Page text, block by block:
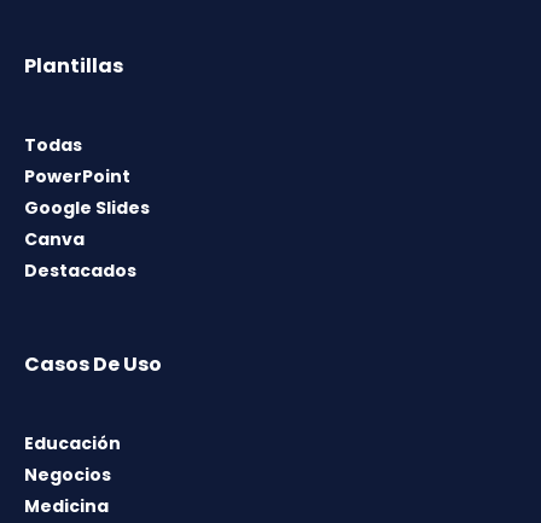
Plantillas
Todas
PowerPoint
Google Slides
Canva
Destacados
Casos De Uso
Educación
Negocios
Medicina